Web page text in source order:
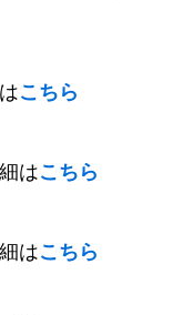
こちら
はこちら
はこちら